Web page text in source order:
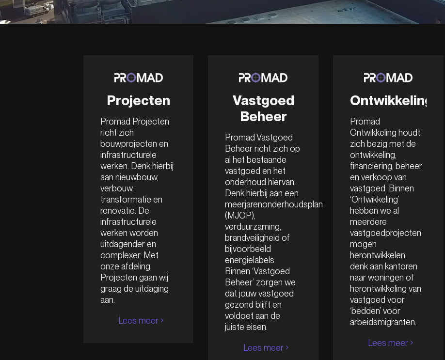
Projecten
Promad Projecten
richt zich
bouwprojecten en
infrastructurele
werken. Denk hierbij
aan nieuwbouw,
verbouw,
transformatie en
renovatie. De
infrastructurele
werken worden
uitdagender en
complexer. Met
onze afdeling
Projecten gaan wij
graag de uitdaging
aan.
Lees meer
Vastgoed
Beheer
Promad Vastgoed
Beheer richt zich op
al het bestaande
vastgoed en het
onderhoud hiervan.
Denk hierbij aan een
meerjarenonderhoudsplan
(MJOP),
verduurzaming,
brandveiligheid of
bijvoorbeeld
energielabels.
Binnen ‘Vastgoed
Beheer’ zorgen we
dat jouw vastgoed
gezond blijft en
voldoet aan de
juiste eisen.
Lees meer
Ontwikkeling
Promad
Ontwikkeling houdt
zich bezig met de
ontwikkeling,
financiering, beheer
en verkoop van
vastgoed. Binnen
‘Ontwikkeling’
hebben we al
meerdere
vastgoedprojecten
mogen
herontwikkelen,
denk aan kantoren
naar woningen of
herontwikkeling van
vastgoed voor
‘bedden’ voor
arbeidsmigranten.
Lees meer